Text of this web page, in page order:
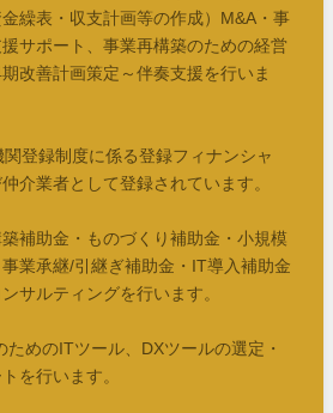
繰表・収支計画等の作成）M&A・事
サポート、事業再構築のための経営
改善計画策定～伴奏支援を行いま
登録制度に係る登録フィナンシャ
介業者として登録されています。
補助金・ものづくり補助金・小規模
業承継/引継ぎ補助金・IT導入補助金
サルティングを行います。
めのITツール、DXツールの選定・
を行います。